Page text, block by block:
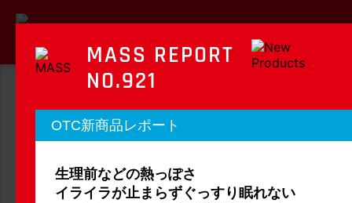
MASS REPORT
マスレポート
OTC新商品レポート 店頭観察レポート
MASS REPORT
NO.921
OTC新商品レポート
生理前などの熱っぽさ
イライラが止まらずぐっすり眠れない